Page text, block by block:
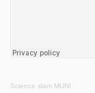
Science slam MUNI ·